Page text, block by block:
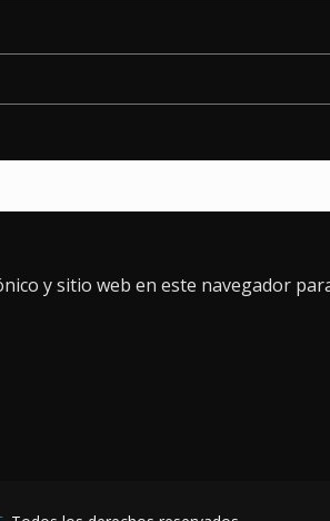
y sitio web en este navegador